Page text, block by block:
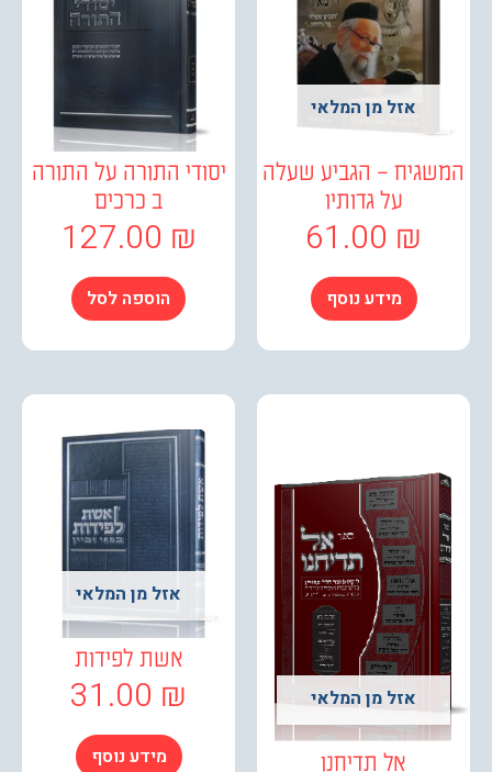
אזל מן המלאי
– הגביע שעלה
על גדותיו
61.00
מידע נוסף
יסודי התורה על התורה
ב כרכים
127.00
הוספה לסל
אזל מן המלאי
אל תדיחנו
אזל מן המלאי
אשת לפידות
31.00
מידע נוסף